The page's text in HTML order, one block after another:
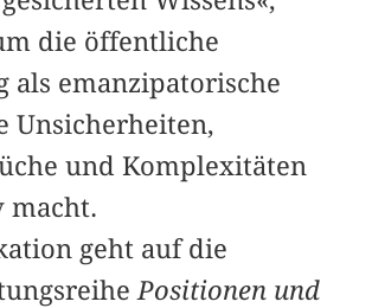
die öffentliche
als emanzipatorische
Unsicherheiten,
und Komplexitäten
macht.
geht auf die
Positionen und